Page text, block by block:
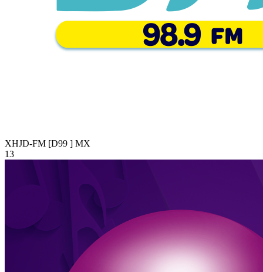
XHJD-FM [D99 ] MX
13